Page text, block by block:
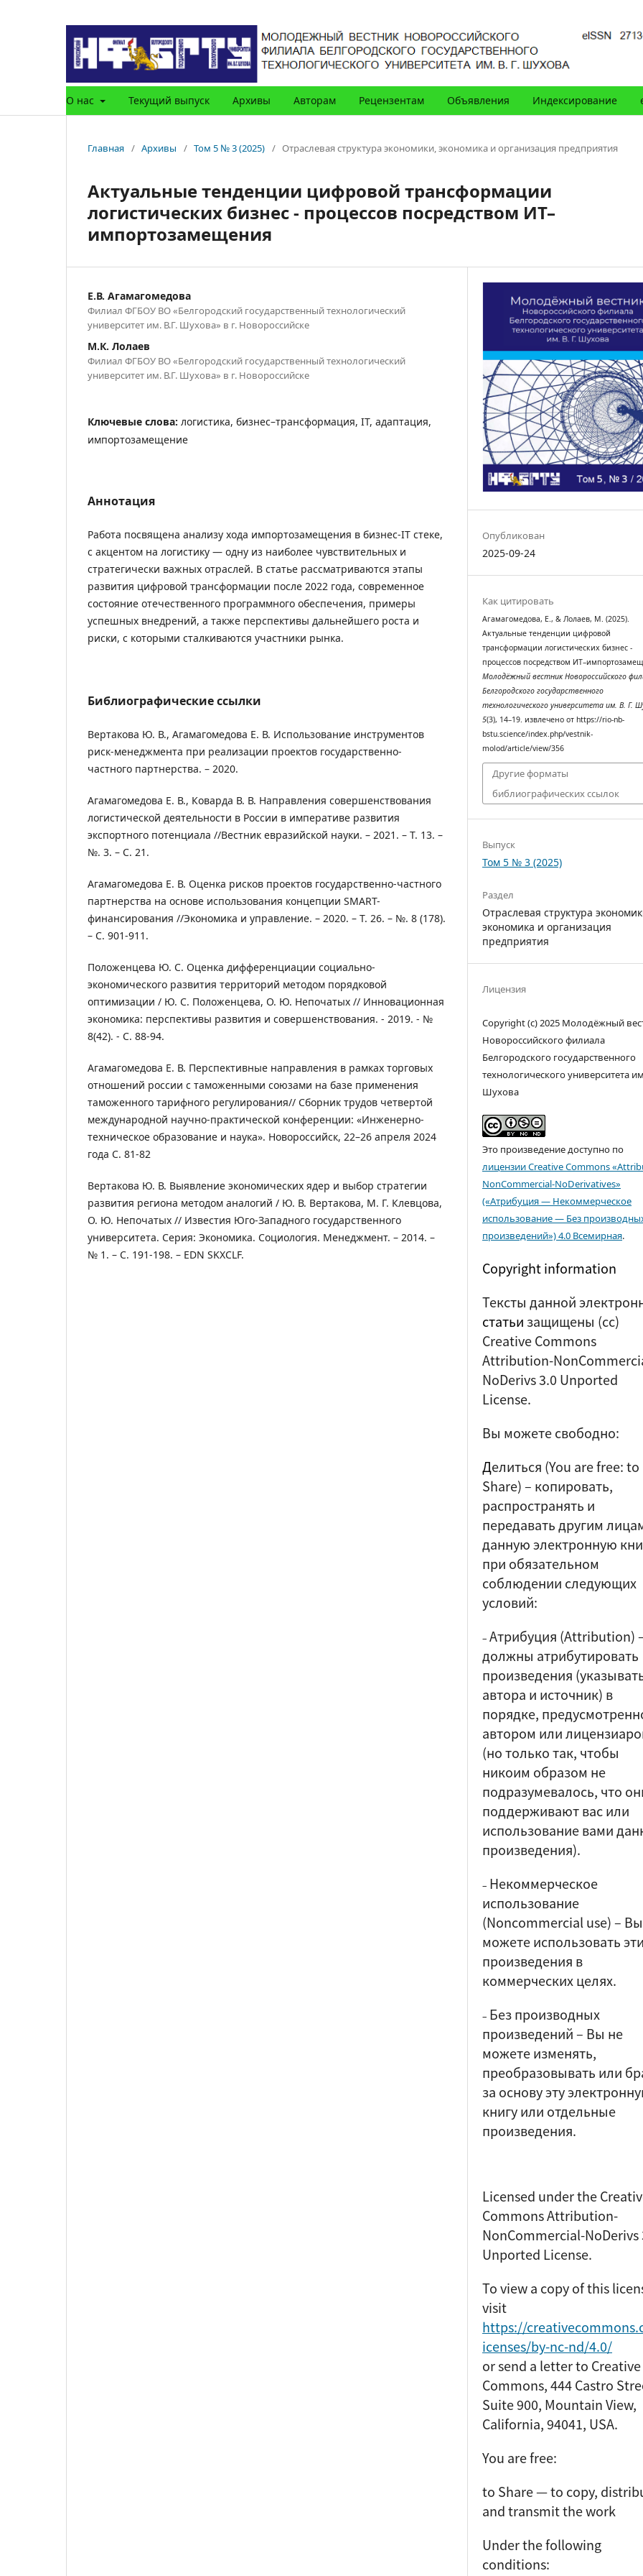
О нас Текущий выпуск Архивы Авторам Рецензентам Объявления Индексирование
Главная / Архивы / Том 5 № 3 (2025) / Отраслевая структура экономики, экономика и организация предприятия
Актуальные тенденции цифровой трансформации
логистических бизнес - процессов посредством ИТ–
импортозамещения
Е.В. Агамагомедова
Филиал ФГБОУ ВО «Белгородский государственный технологический
университет им. В.Г. Шухова» в г. Новороссийске
М.К. Лолаев
Филиал ФГБОУ ВО «Белгородский государственный технологический
университет им. В.Г. Шухова» в г. Новороссийске
Ключевые слова: логистика, бизнес–трансформация, IT, адаптация,
импортозамещение
Аннотация
Работа посвящена анализу хода импортозамещения в бизнес-IT стеке,
с акцентом на логистику — одну из наиболее чувствительных и
стратегически важных отраслей. В статье рассматриваются этапы
развития цифровой трансформации после 2022 года, современное
состояние отечественного программного обеспечения, примеры
успешных внедрений, а также перспективы дальнейшего роста и
риски, с которыми сталкиваются участники рынка.
Библиографические ссылки
Вертакова Ю. В., Агамагомедова Е. В. Использование инструментов
риск-менеджмента при реализации проектов государственно-
частного партнерства. – 2020.
Агамагомедова Е. В., Коварда В. В. Направления совершенствования
логистической деятельности в России в императиве развития
экспортного потенциала //Вестник евразийской науки. – 2021. – Т. 13. –
№. 3. – С. 21.
Агамагомедова Е. В. Оценка рисков проектов государственно-частного
партнерства на основе использования концепции SMART-
финансирования //Экономика и управление. – 2020. – Т. 26. – №. 8 (178).
– С. 901-911.
Положенцева Ю. С. Оценка дифференциации социально-
экономического развития территорий методом порядковой
оптимизации / Ю. С. Положенцева, О. Ю. Непочатых // Инновационная
экономика: перспективы развития и совершенствования. - 2019. - №
8(42). - С. 88-94.
Агамагомедова Е. В. Перспективные направления в рамках торговых
отношений россии с таможенными союзами на базе применения
таможенного тарифного регулирования// Сборник трудов четвертой
международной научно-практической конференции: «Инженерно-
техническое образование и наука». Новороссийск, 22–26 апреля 2024
года С. 81-82
Вертакова Ю. В. Выявление экономических ядеp и выбор стратегии
развития региона методом аналогий / Ю. В. Вертакова, М. Г. Клевцова,
О. Ю. Непочатых // Известия Юго-Западного государственного
университета. Серия: Экономика. Социология. Менеджмент. – 2014. –
№ 1. – С. 191-198. – EDN SKXCLF.
Опубликован
2025-09-24
Как цитировать
Агамагомедова, Е., & Лолаев, М. (2025).
Актуальные тенденции цифровой
трансформации логистических бизнес -
процессов посредством
Молодёжный вестник Новороссийского
Белгородского государственного
технологического университета им. В. Г.
5(3), 14–19. извлечено от https://rio-nb-
bstu.science/index.php/vestnik-
molod/article/view/356
Другие форматы
библиографических ссылок
Выпуск
Том 5 № 3 (2025)
Раздел
Отраслевая структура
экономика и организация
предприятия
Лицензия
Copyright (c) 2025 Молодёжный
Новороссийского филиала
Белгородского государственного
технологического университета
Шухова
Это произведение доступно по
лицензии Creative Commons
NonCommercial-NoDerivatives»
(«Атрибуция — Некоммерческое
использование — Без
произведений») 4.0 Всемирная.
Copyright information
Тексты данной
статьи защищены (cc)
Creative Commons
Attribution-
NoDerivs 3.0 Unported
License.
Вы можете свободно:
Делиться (You are free: to
Share) – копировать,
распространять и
передавать другим
данную электронную
при обязательном
соблюдении следующих
условий:
–Атрибуция (Attribution)
должны атрибутировать
произведения
автора и источник) в
порядке,
автором или
(но только так, чтобы
никоим образом не
подразумевалось, что
поддерживают вас или
использование вами
произведения).
– Некоммерческое
использование
(Noncommercial use)–
можете использовать эти
произведения в
коммерческих целях.
– Без производных
произведений– Вы не
можете изменять,
преобразовывать или
за основу эту
книгу или отдельные
произведения.
Licensed under the
Commons Attribution-
NonCommercial-NoDerivs
Unported License.
To view a copy of this
visit
https://
icenses/by-nc-nd/4.0/
or send a letter to Creative
Commons, 444 Castro
Suite 900, Mountain View,
California, 94041, USA.
You are free:
to Share — to copy,
and transmit the work
Under the following
conditions: